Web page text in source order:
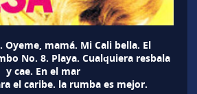
Oyeme, mamá. Mi Cali bella. El
No. 8. Playa. Cualquiera resbala
y cae. En el mar
el caribe. la rumba es mejor.